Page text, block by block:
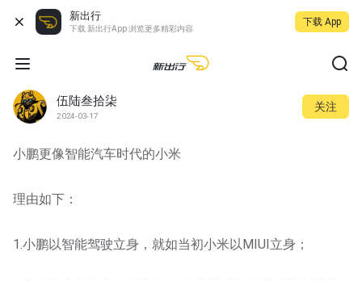
新出行
下载 新出行App 浏览更多精彩内容
下载 App
伍陆叁拾柒
2024-03-17
关注
小鹏更像智能汽车时代的小米
理由如下：
1.小鹏以智能驾驶立身，就如当初小米以MIUI立身；